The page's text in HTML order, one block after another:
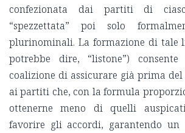
confezionata dai partiti di
“spezzettata” poi solo
plurinominali. La formazione di tale
potrebbe dire, “listone”)
coalizione di assicurare già prima
ai partiti che, con la formula
ottenerne meno di quelli
favorire gli accordi, garantendo